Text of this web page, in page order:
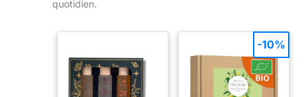
quotidien.
-10%